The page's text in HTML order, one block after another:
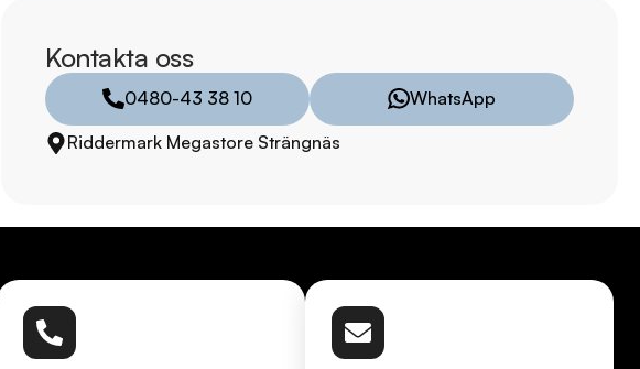
* 14 dagars helförsäkring via Folksam
* Över 10 tusen omdömen på Trustpilot
* Våra bilar är testade på över 100 punkter
* Kvalitetssäkrade bilar
Med korta lagertider försvinner våra bilar snabbt! Ring oss idag för att reservera din
Kontakta oss
0480-43 38 10
WhatsApp
Riddermark Megastore Strängnäs